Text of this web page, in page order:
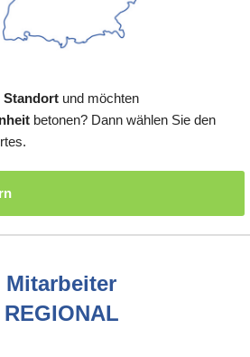
Standort und möchten
betonen? Dann wählen Sie den
Mitarbeiter
REGIONAL